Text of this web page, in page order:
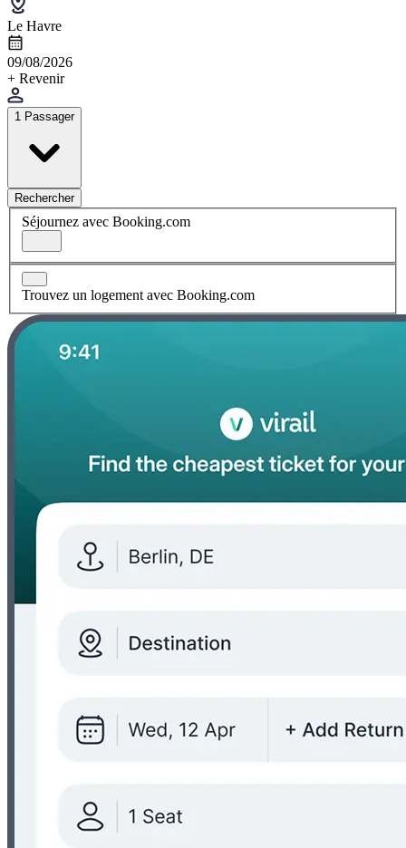
Le Havre
09/08/2026
+ Revenir
1 Passager
Rechercher
Séjournez avec Booking.com
Trouvez un logement avec Booking.com